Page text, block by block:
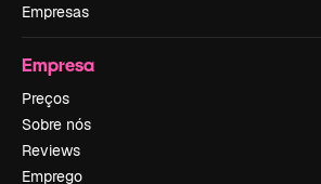
Empresas
Empresa
Preços
Sobre nós
Reviews
Emprego